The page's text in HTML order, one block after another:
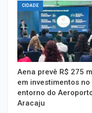
CIDADE
Aena prevê R$ 275
em investimentos no
entorno do
Aracaju